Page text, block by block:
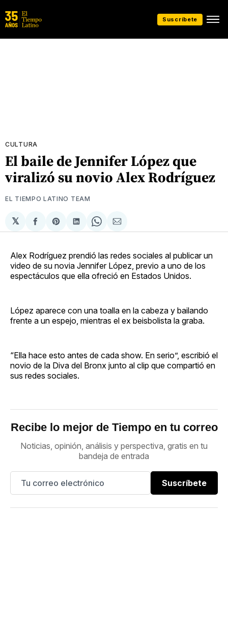
Suscríbete
CULTURA
El baile de Jennifer López que
viralizó su novio Alex Rodríguez
EL TIEMPO LATINO TEAM
𝕏
Compartir
en
Share
on
Compartir
en
Share
on
Compartir
via
Alex Rodríguez prendió las redes sociales al publicar un
video de su novia Jennifer López, previo a uno de los
espectáculos que ella ofreció en Estados Unidos.
López aparece con una toalla en la cabeza y bailando
frente a un espejo, mientras el ex beisbolista la graba.
“Ella hace esto antes de cada show. En serio”, escribió el
novio de la Diva del Bronx junto al clip que compartió en
sus redes sociales.
Recibe lo mejor de Tiempo en tu correo
Noticias, opinión, análisis y perspectiva, gratis en tu
bandeja de entrada
Suscríbete